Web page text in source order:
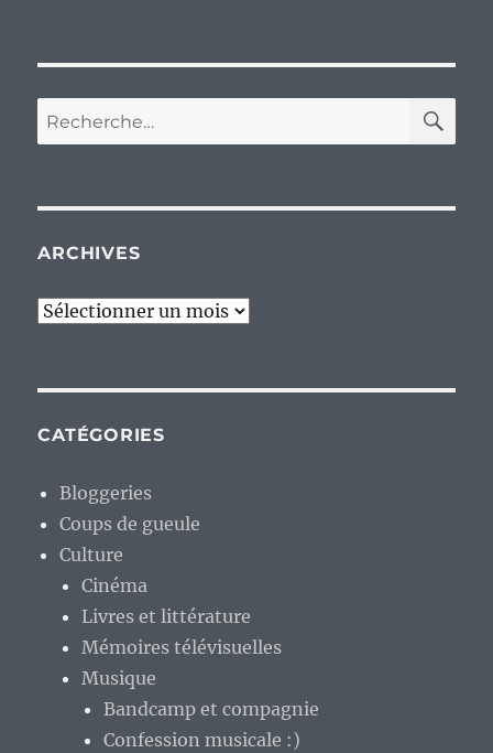
Recherche
pour :
ARCHIVES
Archives
CATÉGORIES
Bloggeries
Coups de gueule
Culture
Cinéma
Livres et littérature
Mémoires télévisuelles
Musique
Bandcamp et compagnie
Confession musicale :)